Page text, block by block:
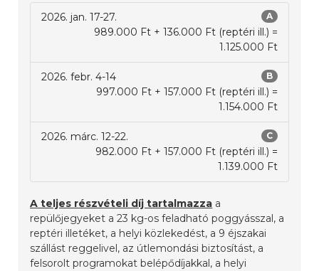
2026. jan. 17-27. A
989.000 Ft + 136.000 Ft (reptéri ill.) =
1.125.000 Ft
2026. febr. 4-14 B
997.000 Ft + 157.000 Ft (reptéri ill.) =
1.154.000 Ft
2026. márc. 12-22. C
982.000 Ft + 157.000 Ft (reptéri ill.) =
1.139.000 Ft
A teljes részvételi díj tartalmazza a
repülőjegyeket a 23 kg-os feladható poggyásszal, a
reptéri illetéket, a helyi közlekedést, a 9 éjszakai
szállást reggelivel, az útlemondási biztosítást, a
felsorolt programokat belépődíjakkal, a helyi